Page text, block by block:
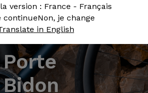
version : France - Français
continueNon, je change
in English
Porte
Bidon